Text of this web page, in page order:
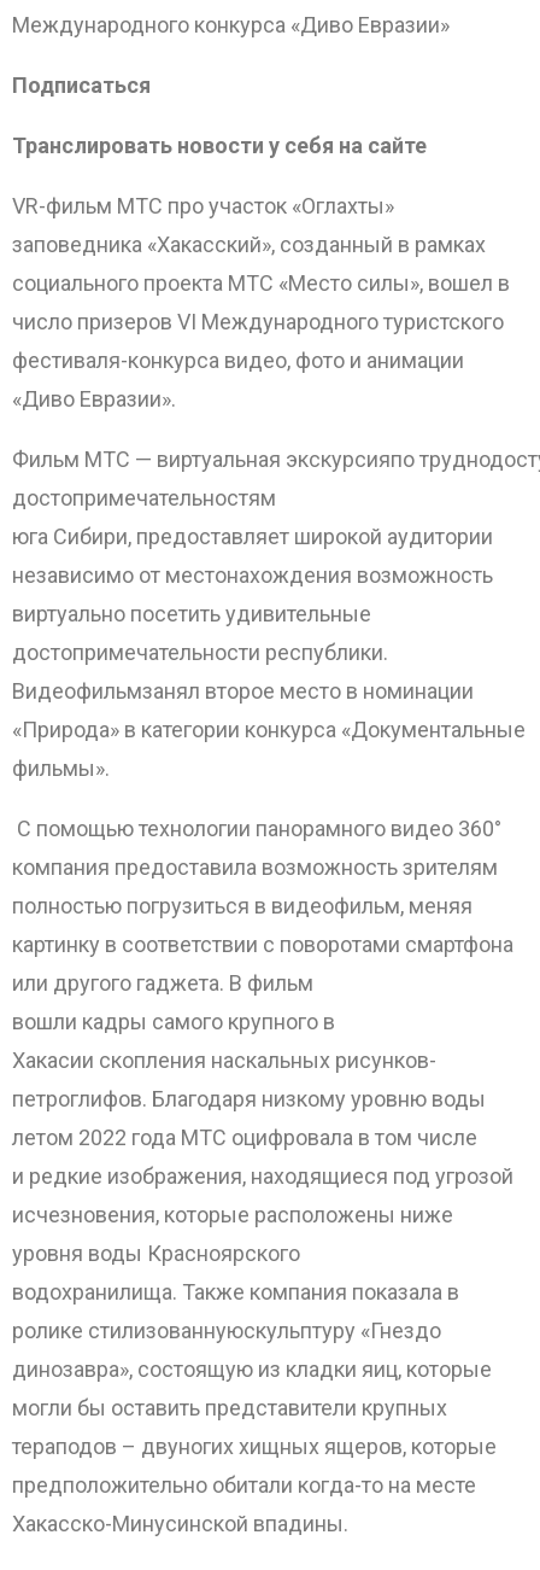
Международного конкурса «Диво Евразии»
Подписаться
Транслировать новости у себя на сайте
VR-фильм МТС про участок «Оглахты»
заповедника «Хакасский», созданный в рамках
социального проекта МТС «Место силы», вошел в
число призеров VI Международного туристского
фестиваля-конкурса видео, фото и анимации
«Диво Евразии».
Фильм МТС — виртуальная экскурсияпо
достопримечательностям
юга Сибири, предоставляет широкой аудитории
независимо от местонахождения возможность
виртуально посетить удивительные
достопримечательности республики.
Видеофильмзанял второе место в номинации
«Природа» в категории конкурса «Документальные
фильмы».
С помощью технологии панорамного видео 360°
компания предоставила возможность зрителям
полностью погрузиться в видеофильм, меняя
картинку в соответствии с поворотами смартфона
или другого гаджета. В фильм
вошли кадры самого крупного в
Хакасии скопления наскальных рисунков-
петроглифов. Благодаря низкому уровню воды
летом 2022 года МТС оцифровала в том числе
и редкие изображения, находящиеся под угрозой
исчезновения, которые расположены ниже
уровня воды Красноярского
водохранилища. Также компания показала в
ролике стилизованнуюскульптуру «Гнездо
динозавра», состоящую из кладки яиц, которые
могли бы оставить представители крупных
тераподов – двуногих хищных ящеров, которые
предположительно обитали когда-то на месте
Хакасско-Минусинской впадины.